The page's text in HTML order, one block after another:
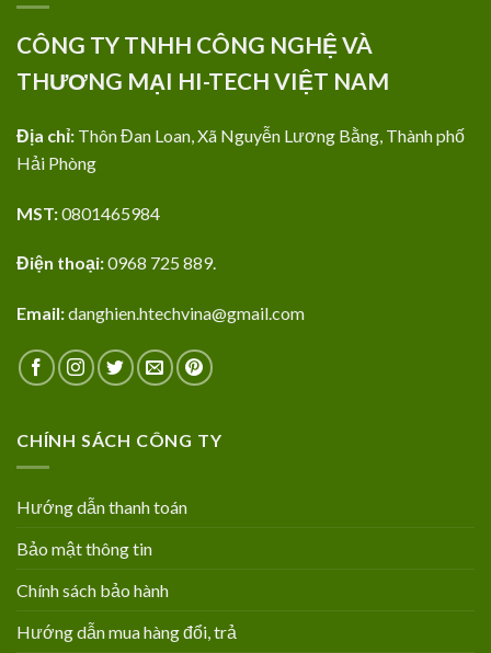
CÔNG TY TNHH CÔNG NGHỆ VÀ
THƯƠNG MẠI HI-TECH VIỆT NAM
Địa chỉ: Thôn Đan Loan, Xã Nguyễn Lương Bằng, Thành phố
Hải Phòng
MST:0801465984
Điện thoại:0968 725 889.
Email:danghien.htechvina@gmail.com
CHÍNH SÁCH CÔNG TY
Hướng dẫn thanh toán
Bảo mật thông tin
Chính sách bảo hành
Hướng dẫn mua hàng đổi, trả